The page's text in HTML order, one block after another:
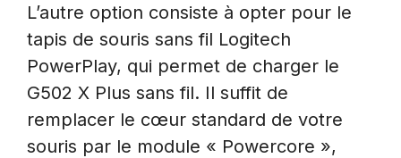
L’autre option consiste à opter pour le
tapis de souris sans fil Logitech
PowerPlay, qui permet de charger le
G502 X Plus sans fil. Il suffit de
remplacer le cœur standard de votre
souris par le module « Powercore »,